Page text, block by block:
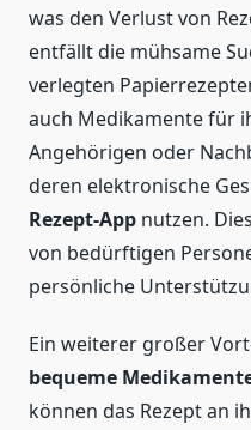
was den Verlust von
entfällt die mühsame
verlegten
auch Medikamente für
Angehörigen oder
deren elektronische
Rezept-App nutzen.
von bedürftigen
persönliche
Ein weiterer großer
bequeme
können das Rezept an